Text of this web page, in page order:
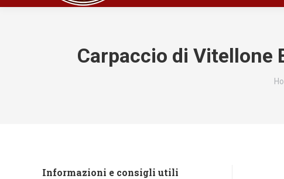
Carpaccio di Vitellone
Informazioni e consigli utili